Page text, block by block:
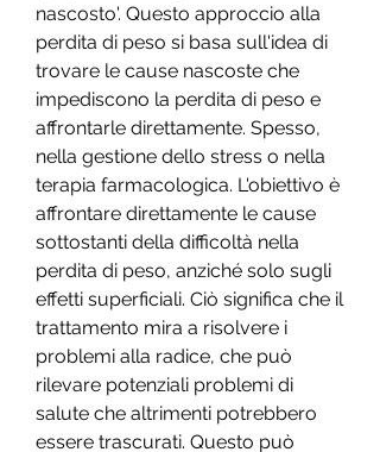
nascosto'. Questo approccio alla
perdita di peso si basa sull'idea di
trovare le cause nascoste che
impediscono la perdita di peso e
affrontarle direttamente. Spesso,
nella gestione dello stress o nella
terapia farmacologica. L'obiettivo è
affrontare direttamente le cause
sottostanti della difficoltà nella
perdita di peso, anziché solo sugli
effetti superficiali. Ciò significa che il
trattamento mira a risolvere i
problemi alla radice, che può
rilevare potenziali problemi di
salute che altrimenti potrebbero
essere trascurati. Questo può